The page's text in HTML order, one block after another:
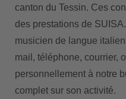
canton du Tessin. Ces
des prestations de
musicien de langue
mail, téléphone, courrier,
personnellement à notre
complet sur son activité.